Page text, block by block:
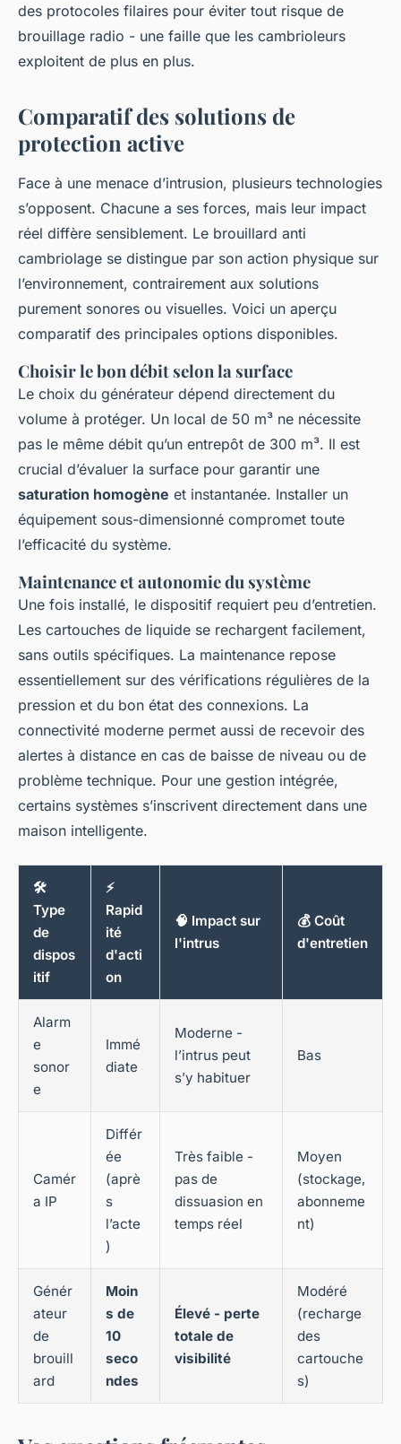
des protocoles filaires pour éviter tout risque de
brouillage radio - une faille que les cambrioleurs
exploitent de plus en plus.
Comparatif des solutions de
protection active
Face à une menace d’intrusion, plusieurs technologies
s’opposent. Chacune a ses forces, mais leur impact
réel diffère sensiblement. Le brouillard anti
cambriolage se distingue par son action physique sur
l’environnement, contrairement aux solutions
purement sonores ou visuelles. Voici un aperçu
comparatif des principales options disponibles.
Choisir le bon débit selon la surface
Le choix du générateur dépend directement du
volume à protéger. Un local de 50 m³ ne nécessite
pas le même débit qu’un entrepôt de 300 m³. Il est
crucial d’évaluer la surface pour garantir une
saturation homogène et instantanée. Installer un
équipement sous-dimensionné compromet toute
l’efficacité du système.
Maintenance et autonomie du système
Une fois installé, le dispositif requiert peu d’entretien.
Les cartouches de liquide se rechargent facilement,
sans outils spécifiques. La maintenance repose
essentiellement sur des vérifications régulières de la
pression et du bon état des connexions. La
connectivité moderne permet aussi de recevoir des
alertes à distance en cas de baisse de niveau ou de
problème technique. Pour une gestion intégrée,
certains systèmes s’inscrivent directement dans une
maison intelligente.
🛠️
Type
de
dispos
itif
⚡
Rapid
ité
d'acti
on
🧠 Impact sur
l'intrus
💰 Coût
d'entretien
Alarm
e
sonor
e
Immé
diate
Moderne -
l’intrus peut
s’y habituer
Bas
Camér
a IP
Différ
ée
(aprè
s
l’acte
)
Très faible -
pas de
dissuasion en
temps réel
Moyen
(stockage,
abonneme
nt)
Génér
ateur
de
brouill
ard
Moin
s de
10
seco
ndes
Élevé - perte
totale de
visibilité
Modéré
(recharge
des
cartouche
s)